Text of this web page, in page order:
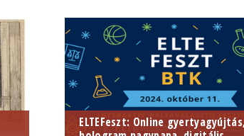
ELTEFeszt: Online